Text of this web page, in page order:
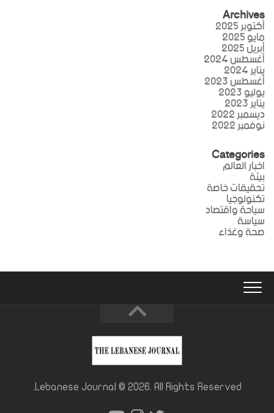
Archives
أكتوبر 2025
مايو 2025
أبريل 2025
أغسطس 2024
يناير 2024
أغسطس 2023
يوليو 2023
يناير 2023
ديسمبر 2022
نوفمبر 2022
Categories
اخبار العالم
بيئة
تحقيقات خاصة
تكنولوجيا
سياحة واقتصاد
سياسة
صحة وغذاء
Lebanese Journal © 2026. All Rights Reserved.